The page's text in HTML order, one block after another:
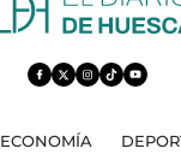
ECONOMÍA